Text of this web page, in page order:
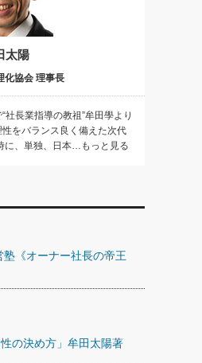
太陽
化協会 理事長
長業指導の教祖”牟田學より
をバランス良く備えた次代
に、単独、日本…もっと見る
塾《オーナー社長の帝王
性の決め方」牟田太陽著